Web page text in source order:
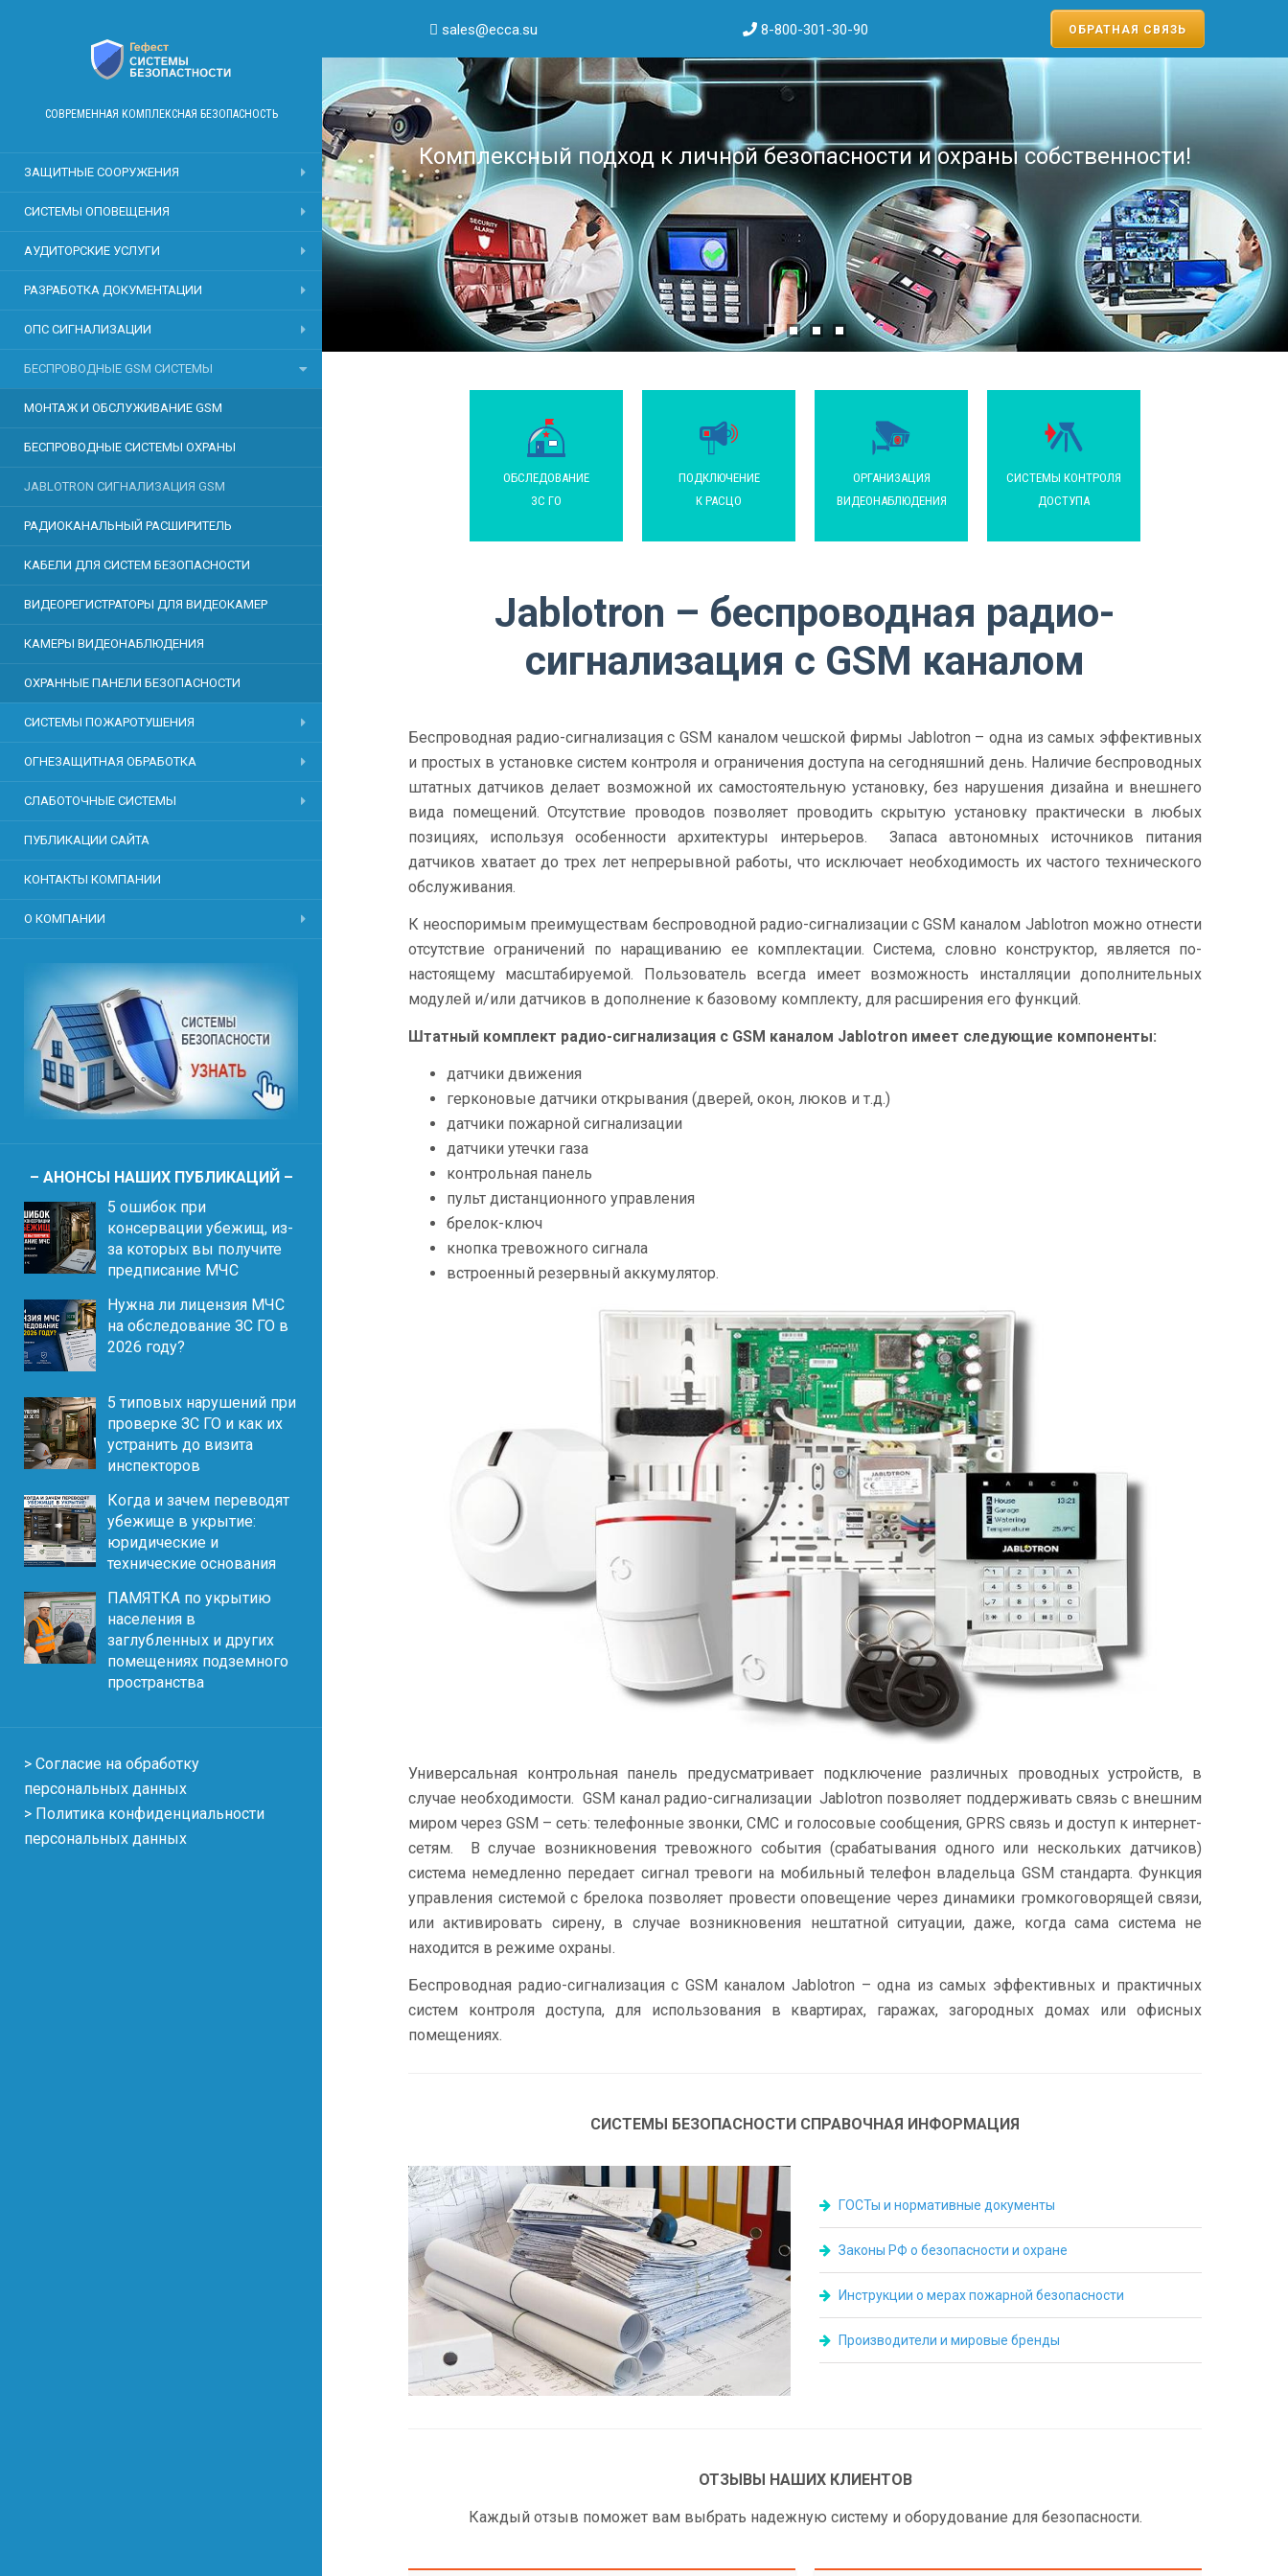
СОВРЕМЕННАЯ КОМПЛЕКСНАЯ БЕЗОПАСНОСТЬ
ЗАЩИТНЫЕ СООРУЖЕНИЯ
СИСТЕМЫ ОПОВЕЩЕНИЯ
АУДИТОРСКИЕ УСЛУГИ
РАЗРАБОТКА ДОКУМЕНТАЦИИ
ОПС СИГНАЛИЗАЦИИ
БЕСПРОВОДНЫЕ GSM СИСТЕМЫ
МОНТАЖ И ОБСЛУЖИВАНИЕ GSM
БЕСПРОВОДНЫЕ СИСТЕМЫ ОХРАНЫ
JABLOTRON СИГНАЛИЗАЦИЯ GSM
РАДИОКАНАЛЬНЫЙ РАСШИРИТЕЛЬ
КАБЕЛИ ДЛЯ СИСТЕМ БЕЗОПАСНОСТИ
ВИДЕОРЕГИСТРАТОРЫ ДЛЯ ВИДЕОКАМЕР
КАМЕРЫ ВИДЕОНАБЛЮДЕНИЯ
ОХРАННЫЕ ПАНЕЛИ БЕЗОПАСНОСТИ
СИСТЕМЫ ПОЖАРОТУШЕНИЯ
ОГНЕЗАЩИТНАЯ ОБРАБОТКА
СЛАБОТОЧНЫЕ СИСТЕМЫ
ПУБЛИКАЦИИ САЙТА
КОНТАКТЫ КОМПАНИИ
О КОМПАНИИ
– АНОНСЫ НАШИХ ПУБЛИКАЦИЙ –
5 ошибок при
консервации убежищ, из-
за которых вы получите
предписание МЧС
Нужна ли лицензия МЧС
на обследование ЗС ГО в
2026 году?
5 типовых нарушений при
проверке ЗС ГО и как их
устранить до визита
инспекторов
Когда и зачем переводят
убежище в укрытие:
юридические и
технические основания
ПАМЯТКА по укрытию
населения в
заглубленных и других
помещениях подземного
пространства
> Согласие на обработку
персональных данных
> Политика конфиденциальности
персональных данных
sales@ecca.su 8-800-301-30-90 ОБРАТНАЯ СВЯЗЬ
Комплексный подход к личной безопасности и охраны собственности!
ОБСЛЕДОВАНИЕ
ЗС ГО
ПОДКЛЮЧЕНИЕ
К РАСЦО
ОРГАНИЗАЦИЯ
ВИДЕОНАБЛЮДЕНИЯ
СИСТЕМЫ КОНТРОЛЯ
ДОСТУПА
Jablotron – беспроводная радио-
сигнализация с GSM каналом
Беспроводная радио-сигнализация с GSM каналом чешской фирмы Jablotron – одна из самых эффективных
и простых в установке систем контроля и ограничения доступа на сегодняшний день. Наличие беспроводных
штатных датчиков делает возможной их самостоятельную установку, без нарушения дизайна и внешнего
вида помещений. Отсутствие проводов позволяет проводить скрытую установку практически в любых
позициях, используя особенности архитектуры интерьеров. Запаса автономных источников питания
датчиков хватает до трех лет непрерывной работы, что исключает необходимость их частого технического
обслуживания.
К неоспоримым преимуществам беспроводной радио-сигнализации с GSM каналом Jablotron можно отнести
отсутствие ограничений по наращиванию ее комплектации. Система, словно конструктор, является по-
настоящему масштабируемой. Пользователь всегда имеет возможность инсталляции дополнительных
модулей и/или датчиков в дополнение к базовому комплекту, для расширения его функций.
Штатный комплект радио-сигнализация с GSM каналом Jablotron имеет следующие компоненты:
датчики движения
герконовые датчики открывания (дверей, окон, люков и т.д.)
датчики пожарной сигнализации
датчики утечки газа
контрольная панель
пульт дистанционного управления
брелок-ключ
кнопка тревожного сигнала
встроенный резервный аккумулятор.
Универсальная контрольная панель предусматривает подключение различных проводных устройств, в
случае необходимости. GSM канал радио-сигнализации Jablotron позволяет поддерживать связь с внешним
миром через GSM – сеть: телефонные звонки, СМС и голосовые сообщения, GPRS связь и доступ к интернет-
сетям. В случае возникновения тревожного события (срабатывания одного или нескольких датчиков)
система немедленно передает сигнал тревоги на мобильный телефон владельца GSM стандарта. Функция
управления системой с брелока позволяет провести оповещение через динамики громкоговорящей связи,
или активировать сирену, в случае возникновения нештатной ситуации, даже, когда сама система не
находится в режиме охраны.
Беспроводная радио-сигнализация с GSM каналом Jablotron – одна из самых эффективных и практичных
систем контроля доступа, для использования в квартирах, гаражах, загородных домах или офисных
помещениях.
СИСТЕМЫ БЕЗОПАСНОСТИ СПРАВОЧНАЯ ИНФОРМАЦИЯ
ГОСТы и нормативные документы
Законы РФ о безопасности и охране
Инструкции о мерах пожарной безопасности
Производители и мировые бренды
ОТЗЫВЫ НАШИХ КЛИЕНТОВ
Каждый отзыв поможет вам выбрать надежную систему и оборудование для безопасности.